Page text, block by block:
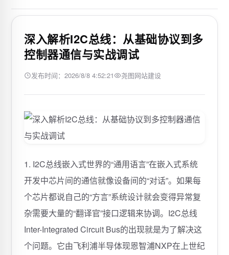
深入解析I2C总线：从基础协议到多
控制器通信与实战调试
发布时间：2026/8/8 4:52:21 尧图网站建设
1. I2C总线嵌入式世界的“通用语言”在嵌入式系统
开发中芯片间的通信就像设备间的“对话”。如果每
个芯片都说自己的“方言”系统设计就会变得异常复
杂需要大量的“翻译官”接口逻辑来协调。I2C总线
Inter-Integrated Circuit Bus的出现就是为了解决这
个问题。它由飞利浦半导体现恩智浦NXP在上世纪